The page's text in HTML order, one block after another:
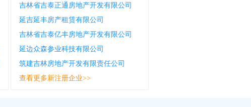
吉林省吉泰正通房地产开发有限公司
延吉延丰房产租赁有限公司
吉林省吉泰亿丰房地产开发有限公司
延边众森参业科技有限公司
筑建吉林房地产开发有限责任公司
查看更多新注册企业>>